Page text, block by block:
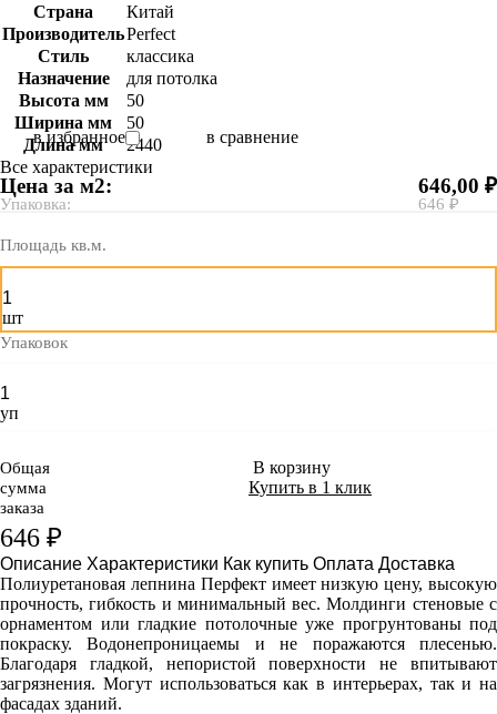
Страна
Китай
ПроизводительPerfect
Стиль
классика
Назначение
для потолка
Высота мм
50
Ширина мм
50
Длина мм
2440
Все характеристики
в избранное в сравнение
Цена за м2:
Упаковка:
646,00 ₽
646 ₽
Площадь кв.м.
шт
Упаковок
уп
Общая
сумма
заказа
646 ₽
В корзину
Купить в 1 клик
Описание Характеристики Как купить Оплата Доставка
Полиуретановая лепнина Перфект имеет низкую цену, высокую
прочность, гибкость и минимальный вес. Молдинги стеновые с
орнаментом или гладкие потолочные уже прогрунтованы под
покраску. Водонепроницаемы и не поражаются плесенью.
Благодаря гладкой, непористой поверхности не впитывают
загрязнения. Могут использоваться как в интерьерах, так и на
фасадах зданий.